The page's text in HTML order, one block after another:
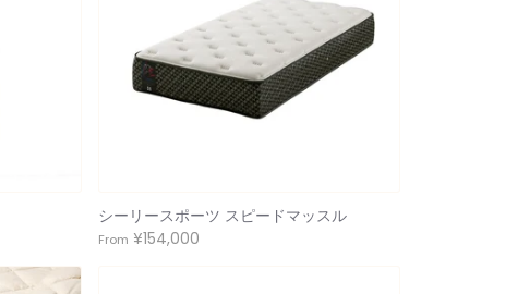
シーリースポーツ スピードマッスル
From ¥154,000